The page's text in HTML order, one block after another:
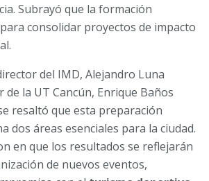
Subrayó que la formación
consolidar proyectos de impacto
del IMD, Alejandro Luna
de la UT Cancún, Enrique Baños
resaltó que esta preparación
dos áreas esenciales para la ciudad.
en que los resultados se reflejarán
de nuevos eventos,